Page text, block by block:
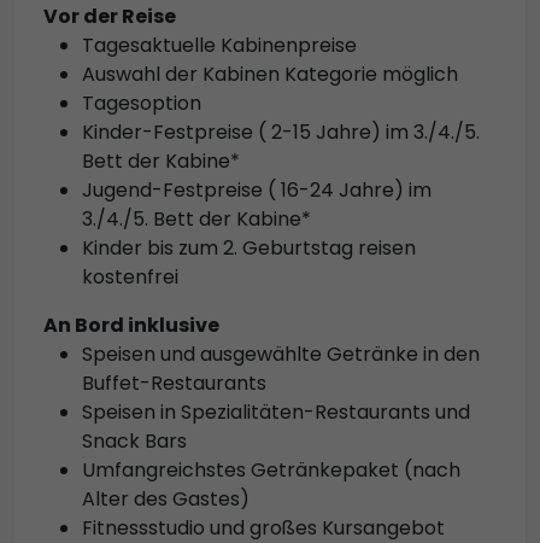
Vor der Reise
Tagesaktuelle Kabinenpreise
Auswahl der Kabinen Kategorie möglich
Tagesoption
Kinder-Festpreise ( 2-15 Jahre) im 3./4./5.
Bett der Kabine*
Jugend-Festpreise ( 16-24 Jahre) im
3./4./5. Bett der Kabine*
Kinder bis zum 2. Geburtstag reisen
kostenfrei
An Bord inklusive
Speisen und ausgewählte Getränke in den
Buffet-Restaurants
Speisen in Spezialitäten-Restaurants und
Snack Bars
Umfangreichstes Getränkepaket (nach
Alter des Gastes)
Fitnessstudio und großes Kursangebot